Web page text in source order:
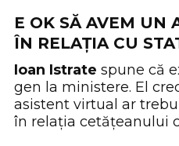
E OK SĂ AVEM UN
ÎN RELAȚIA CU
Ioan Istrate spune că
gen la ministere. El
asistent virtual ar
în relația cetățeanului